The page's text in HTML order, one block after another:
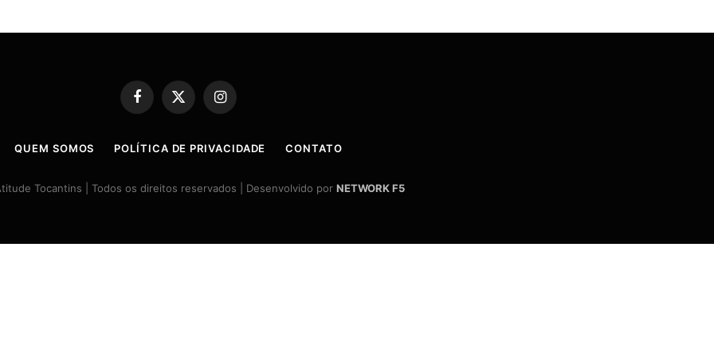
Facebook
X
(Twitter)
Instagram
QUEM SOMOS POLÍTICA DE PRIVACIDADE CONTATO
Tocantins | Todos os direitos reservados | Desenvolvido por NETWORK F5